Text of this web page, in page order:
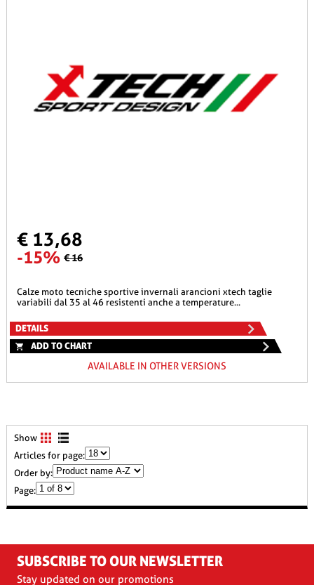
€ 13,68
-15% € 16
calze moto tecniche sportive invernali arancioni xtech taglie
variabili dal 35 al 46 resistenti anche a temperature...
DETAILS
ADD TO CHART
AVAILABLE IN OTHER VERSIONS
Show
Articles for page:
Order by:
Page:
SUBSCRIBE TO OUR NEWSLETTER
Stay updated on our promotions